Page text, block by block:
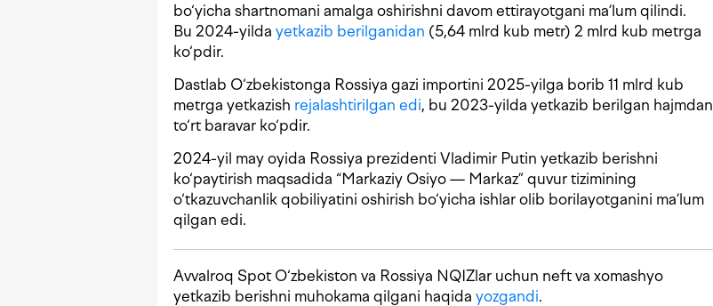
bo‘yicha shartnomani amalga oshirishni davom ettirayotgani ma’lum qilindi.
Bu 2024-yilda yetkazib berilganidan (5,64 mlrd kub metr) 2 mlrd kub metrga
ko‘pdir.
Dastlab O‘zbekistonga Rossiya gazi importini 2025-yilga borib 11 mlrd kub
metrga yetkazish rejalashtirilgan edi, bu 2023-yilda yetkazib berilgan hajmdan
to‘rt baravar ko‘pdir.
2024-yil may oyida Rossiya prezidenti Vladimir Putin yetkazib berishni
ko‘paytirish maqsadida “Markaziy Osiyo — Markaz” quvur tizimining
o‘tkazuvchanlik qobiliyatini oshirish bo‘yicha ishlar olib borilayotganini ma’lum
qilgan edi.
Avvalroq Spot O‘zbekiston va Rossiya NQIZlar uchun neft va xomashyo
yetkazib berishni muhokama qilgani haqida yozgandi.